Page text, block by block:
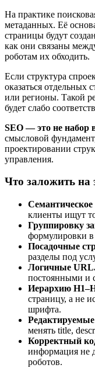
На практике
метаданных. Её
страницы будут
как они связаны
роботам их обходить.
Если структура
оказаться отдельных
или регионы. Такой
будет слабо
SEO — это не набор
смысловой
проектировании
управления.
Что заложить на
Семантическое
клиенты ищут
Группировку
формулировки
Посадочные
разделы под
Логичные
постоянными и
Иерархию
страницу, а не
шрифта.
менять title,
Корректный
информация не
роботов.